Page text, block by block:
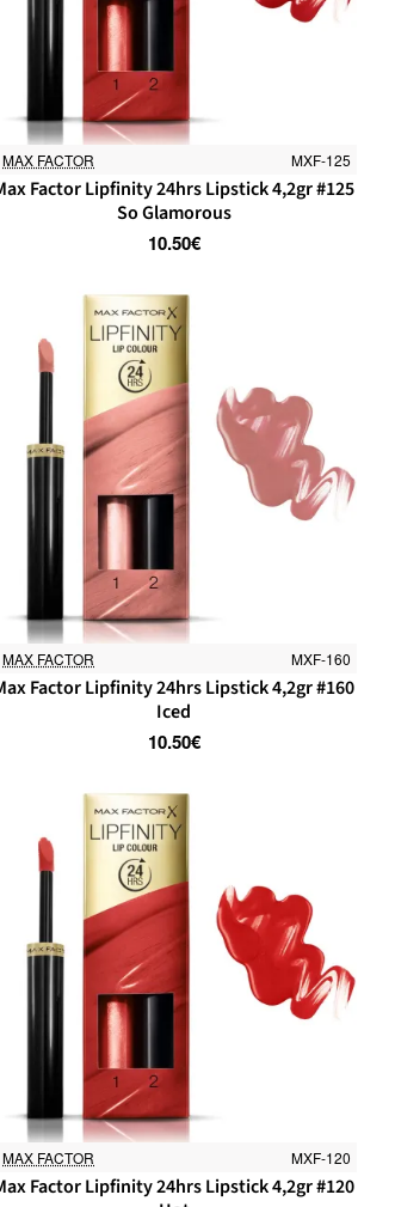
MAX FACTOR MXF-125
Factor Lipfinity 24hrs Lipstick 4,2gr #125
So Glamorous
10.50€
MAX FACTOR MXF-160
Factor Lipfinity 24hrs Lipstick 4,2gr #160
Iced
10.50€
MAX FACTOR MXF-120
Factor Lipfinity 24hrs Lipstick 4,2gr #120